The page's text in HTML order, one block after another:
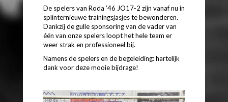
De spelers van Roda ’46 JO17-2 zijn vanaf nu in
splinternieuwe trainingsjasjes te bewonderen.
Dankzij de gulle sponsoring van de vader van
één van onze spelers loopt het hele team er
weer strak en professioneel bij.
Namens de spelers en de begeleiding: hartelijk
dank voor deze mooie bijdrage!